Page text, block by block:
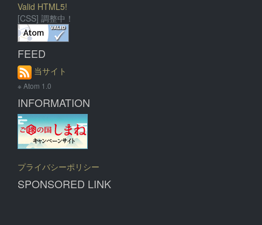
Valid HTML5!
[CSS] 調整中！
FEED
当サイト
※ Atom 1.0
INFORMATION
プライバシーポリシー
SPONSORED LINK